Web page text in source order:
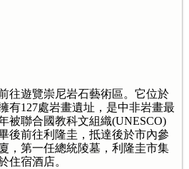
往遊覽崇尼岩石藝術區。它位於
有127處岩畫遺址，是中非岩畫最
被聯合國教科文組織(UNESCO)
後前往利隆圭，抵達後於市內參
，第一任總統陵墓，利隆圭市集
住宿酒店。